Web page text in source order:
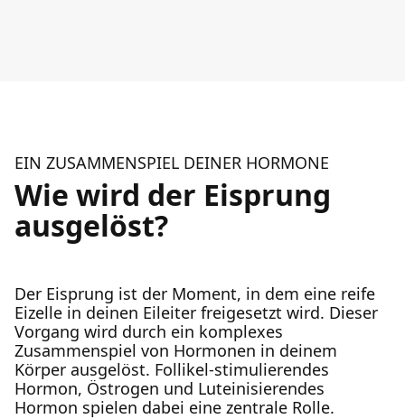
EIN ZUSAMMENSPIEL DEINER HORMONE
Wie wird der Eisprung
ausgelöst?
Der Eisprung ist der Moment, in dem eine reife
Eizelle in deinen Eileiter freigesetzt wird. Dieser
Vorgang wird durch ein komplexes
Zusammenspiel von Hormonen in deinem
Körper ausgelöst. Follikel-stimulierendes
Hormon, Östrogen und Luteinisierendes
Hormon spielen dabei eine zentrale Rolle.